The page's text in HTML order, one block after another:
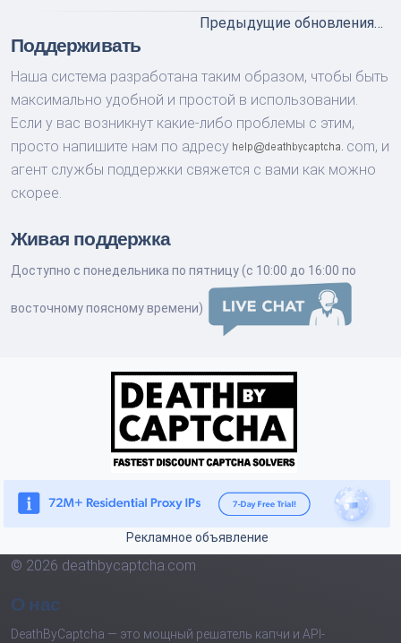
Предыдущие обновления…
Поддерживать
Наша система разработана таким образом, чтобы быть
максимально удобной и простой в использовании.
Если у вас возникнут какие-либо проблемы с этим,
просто напишите нам по адресу
com, и
агент службы поддержки свяжется с вами как можно
скорее.
Живая поддержка
Доступно с понедельника по пятницу (с 10:00 до 16:00 по
восточному поясному времени)
Рекламное объявление
© 2026 deathbycaptcha.com
О нас
DeathByCaptcha — это мощный решатель капчи и API-